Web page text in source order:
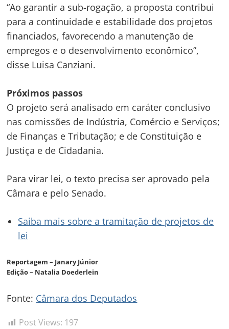
“Ao garantir a sub-rogação, a proposta contribui
para a continuidade e estabilidade dos projetos
financiados, favorecendo a manutenção de
empregos e o desenvolvimento econômico”,
disse Luisa Canziani.
Próximos passos
O projeto será analisado em caráter conclusivo
nas comissões de Indústria, Comércio e Serviços;
de Finanças e Tributação; e de Constituição e
Justiça e de Cidadania.
Para virar lei, o texto precisa ser aprovado pela
Câmara e pelo Senado.
Saiba mais sobre a tramitação de projetos de
lei
Reportagem – Janary Júnior
Edição – Natalia Doederlein
Fonte: Câmara dos Deputados
Post Views: 197
Post